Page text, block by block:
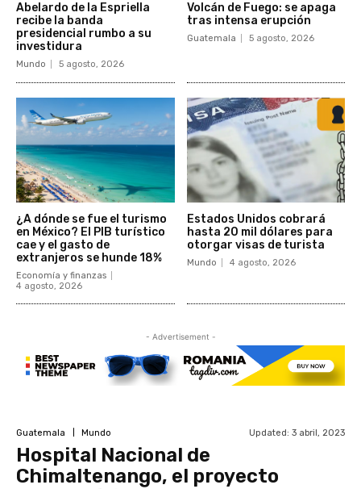
Abelardo de la Espriella
recibe la banda
presidencial rumbo a su
investidura
Mundo 5 agosto, 2026
Volcán de Fuego: se apaga
tras intensa erupción
Guatemala 5 agosto, 2026
¿A dónde se fue el turismo
en México? El PIB turístico
cae y el gasto de
extranjeros se hunde 18%
Economía y finanzas
4 agosto, 2026
Estados Unidos cobrará
hasta 20 mil dólares para
otorgar visas de turista
Mundo 4 agosto, 2026
- Advertisement -